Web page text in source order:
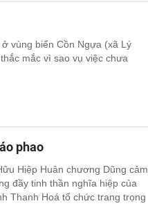
vùng biển Cồn Ngựa (xã Lý
mắc vì sao vụ việc chưa
phao
Hiệp Huân chương Dũng cảm,
đầy tinh thần nghĩa hiệp của
Thanh Hoá tổ chức trang trọng